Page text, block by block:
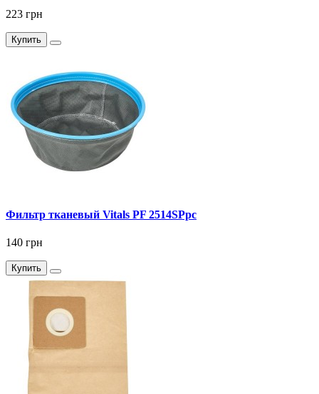
223 грн
Купить
Фильтр тканевый Vitals PF 2514SPpc
140 грн
Купить